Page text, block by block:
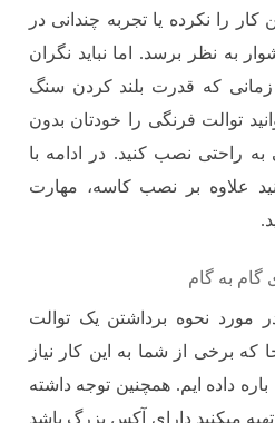
را نکرده یا تجربه چندانی در
به نظر برسد. اما نباید نگران
زمانی که قدرت بلند کردن سنگ
توالت فرنگی را خودتان بدون
راحتی نصب کنید. در ادامه با
علاوه بر نصب کاسه، مهارت
گام به گام
مورد نحوه برداشتن یک توالت
که برخی از شما به این کار نیاز
داده ایم. همچنین توجه داشته
میکنید دارای آکس بزرگ باشد